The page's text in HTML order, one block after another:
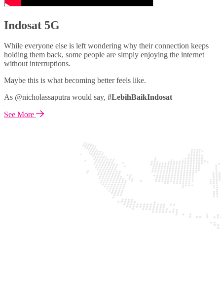
Indosat 5G
While everyone else is left wondering why their connection keeps
holding them back, some people are simply enjoying the internet
without interruptions.
Maybe this is what becoming better feels like.
As @nicholassaputra would say, #LebihBaikIndosat
See More